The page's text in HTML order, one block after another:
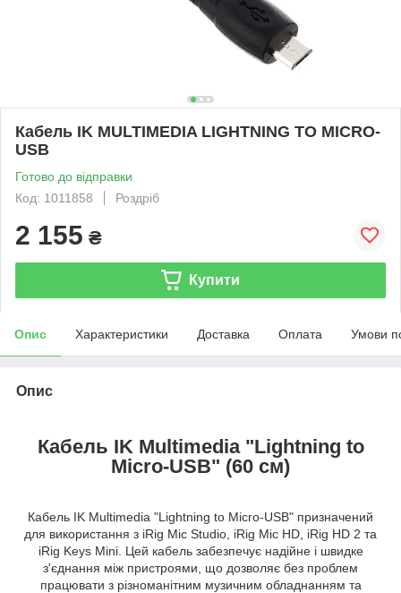
Кабель IK MULTIMEDIA LIGHTNING TO MICRO-
USB
Готово до відправки
Код: 1011858
Роздріб
2 155 ₴
Купити
Опис Характеристики Доставка Оплата Умови
Опис
Кабель IK Multimedia "Lightning to
Micro-USB" (60 см)
Кабель IK Multimedia "Lightning to Micro-USB" призначений
для використання з iRig Mic Studio, iRig Mic HD, iRig HD 2 та
iRig Keys Mini. Цей кабель забезпечує надійне і швидке
з'єднання між пристроями, що дозволяє без проблем
працювати з різноманітним музичним обладнанням та